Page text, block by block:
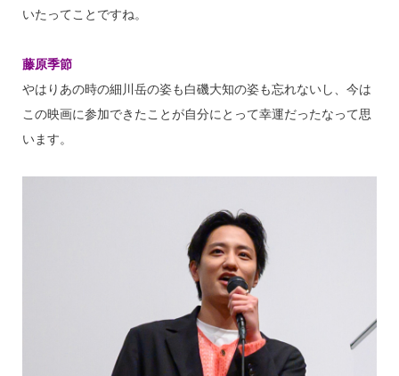
いたってことですね。
藤原季節
やはりあの時の細川岳の姿も白磯大知の姿も忘れないし、今は
この映画に参加できたことが自分にとって幸運だったなって思
います。